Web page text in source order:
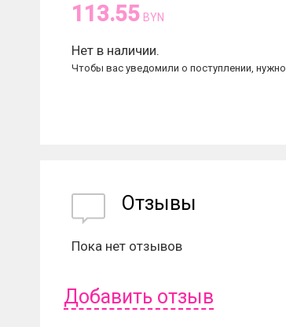
113.55 BYN
Нет в наличии.
Чтобы вас уведомили о поступлении, нужно
Отзывы
Пока нет отзывов
Добавить отзыв